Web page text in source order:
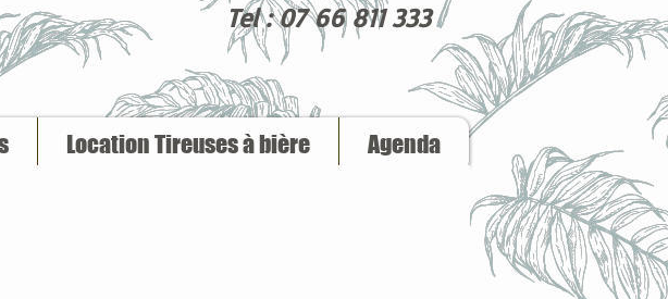
Tel : 07 66 811 333
Location Tireuses à bière Agenda